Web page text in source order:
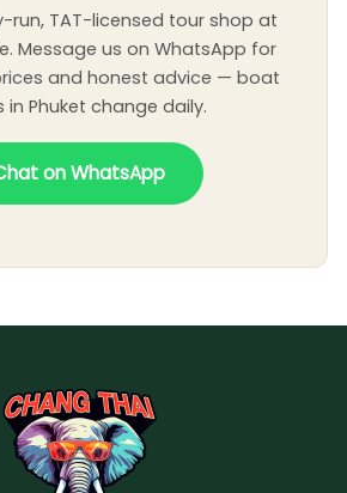
run, TAT-licensed tour shop at
Message us on WhatsApp for
and honest advice — boat
in Phuket change daily.
on WhatsApp